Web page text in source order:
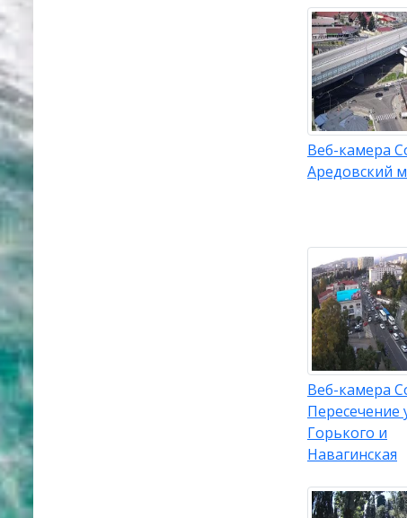
Веб-камера
Аредовский
Веб-камера
Пересечение
Горького и
Навагинская